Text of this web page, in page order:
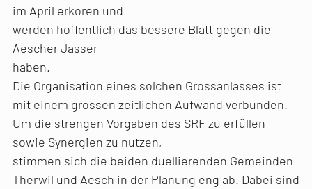
im April erkoren und
werden hoffentlich das bessere Blatt gegen die
Aescher Jasser
haben.
Die Organisation eines solchen Grossanlasses ist
mit einem grossen zeitlichen Aufwand verbunden.
Um die strengen Vorgaben des SRF zu erfüllen
sowie Synergien zu nutzen,
stimmen sich die beiden duellierenden Gemeinden
Therwil und Aesch in der Planung eng ab. Dabei sind